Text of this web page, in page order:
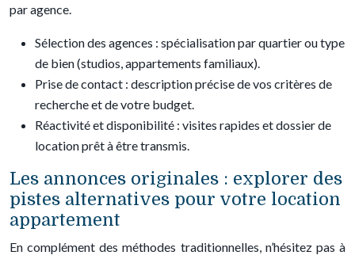
par agence.
Sélection des agences : spécialisation par quartier ou type
de bien (studios, appartements familiaux).
Prise de contact : description précise de vos critères de
recherche et de votre budget.
Réactivité et disponibilité : visites rapides et dossier de
location prêt à être transmis.
Les annonces originales : explorer des
pistes alternatives pour votre location
appartement
En complément des méthodes traditionnelles, n’hésitez pas à